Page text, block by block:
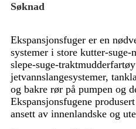
Søknad
Ekspansjonsfuger er en
systemer i store kutter-
slepe-suge-
jetvannslangesystemer,
og bakre rør på pumpen og
Ekspansjonsfugene
ansett av innenlandske og